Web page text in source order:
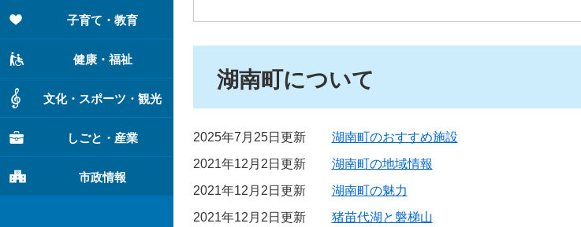
子育て・教育
健康・福祉
文化・スポーツ・観光
しごと・産業
市政情報
湖南町について
2025年7月25日更新
湖南町のおすすめ施設
2021年12月2日更新
湖南町の地域情報
2021年12月2日更新
湖南町の魅力
2021年12月2日更新
猪苗代湖と磐梯山